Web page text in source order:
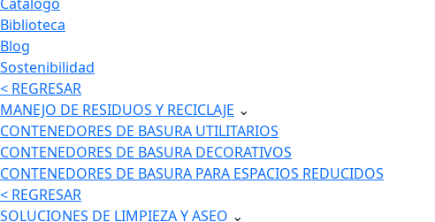
Biblioteca
Blog
Sostenibilidad
< REGRESAR
MANEJO DE RESIDUOS Y RECICLAJE ⌄
CONTENEDORES DE BASURA UTILITARIOS
CONTENEDORES DE BASURA DECORATIVOS
CONTENEDORES DE BASURA PARA ESPACIOS REDUCIDOS
< REGRESAR
SOLUCIONES DE LIMPIEZA Y ASEO ⌄